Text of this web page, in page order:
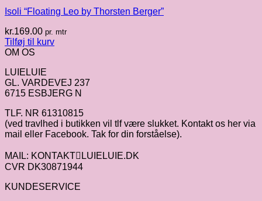
Isoli “Floating Leo by Thorsten Berger”
kr.169.00 pr. mtr
Tilføj til kurv
OM OS
LUIELUIE
GL. VARDEVEJ 237
6715 ESBJERG N
TLF. NR 61310815
(ved travlhed i butikken vil tlf være slukket. Kontakt os her via
mail eller Facebook. Tak for din forståelse).
MAIL: KONTAKTLUIELUIE.DK
CVR DK30871944
KUNDESERVICE